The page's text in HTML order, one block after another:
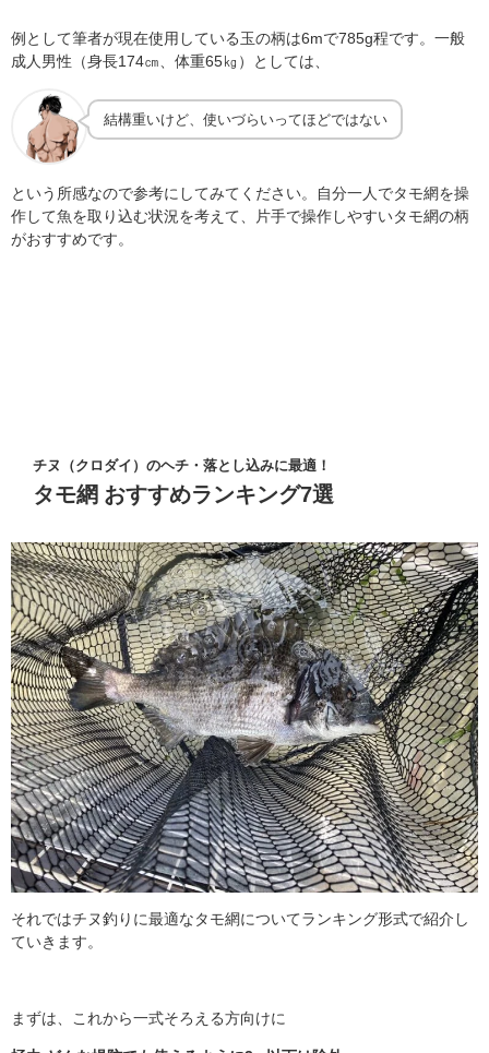
例として筆者が現在使用している玉の柄は6mで785g程です。一般
成人男性（身長174㎝、体重65㎏）としては、
結構重いけど、使いづらいってほどではない
という所感なので参考にしてみてください。自分一人でタモ網を操
作して魚を取り込む状況を考えて、片手で操作しやすいタモ網の柄
がおすすめです。
チヌ（クロダイ）のヘチ・落とし込みに最適！
タモ網 おすすめランキング7選
それではチヌ釣りに最適なタモ網についてランキング形式で紹介し
ていきます。
まずは、これから一式そろえる方向けに